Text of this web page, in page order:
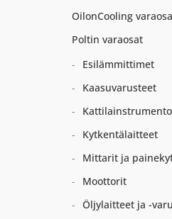
OilonCooling
Poltin varaosat
Esilämmittimet
Kaasuvarusteet
Kytkentälaitteet
Mittarit ja
Moottorit
Öljylaitteet ja -